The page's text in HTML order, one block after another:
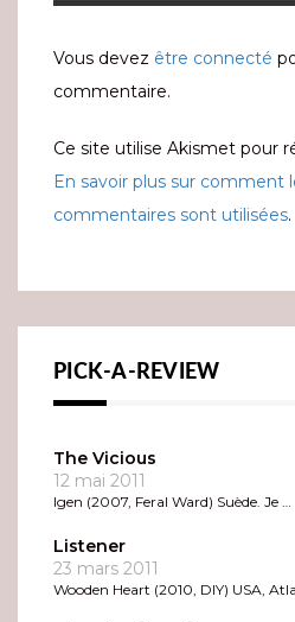
Vous devez être connecté
commentaire.
Ce site utilise Akismet pour
En savoir plus sur comment
commentaires sont utilisées.
PICK-A-REVIEW
The Vicious
12 mai 2011
Igen (2007, Feral Ward) Suède. Je …
Listener
23 mars 2011
Wooden Heart (2010, DIY) USA,